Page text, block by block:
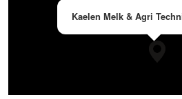
Kaelen Melk & Agri